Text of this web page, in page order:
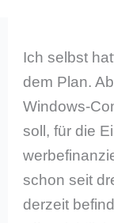
Ich selbst
dem Plan.
Windows-
soll, für die
schon seit
derzeit